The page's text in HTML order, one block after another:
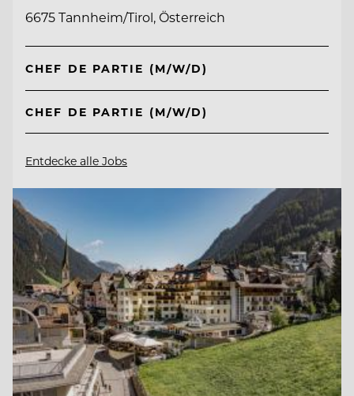
6675 Tannheim/Tirol, Österreich
CHEF DE PARTIE (M/W/D)
CHEF DE PARTIE (M/W/D)
Entdecke alle Jobs